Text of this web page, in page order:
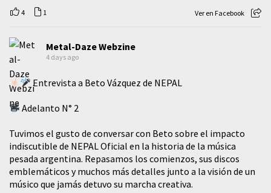
4 1 Ver en Facebook
Metal-Daze Webzine
4 days ago
Entrevista a Beto Vázquez de NEPAL
Adelanto N° 2
Tuvimos el gusto de conversar con Beto sobre el impacto
indiscutible de NEPAL Oficial en la historia de la música
pesada argentina. Repasamos los comienzos, sus discos
emblemáticos y muchos más detalles junto a la visión de un
músico que jamás detuvo su marcha creativa.